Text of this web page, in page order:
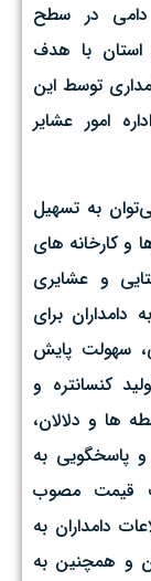
دامی در سطح
استان با هدف
توسط این
امور عشایر
به تسهیل
و کارخانه های
و عشایری
برای
سهولت پایش
کنسانتره و
ها و دلالان،
پاسخگویی به
قیمت مصوب
دامداران به
و همچنین به